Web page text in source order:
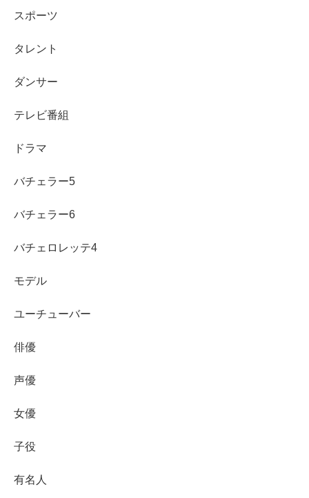
「医師って本当？」と気になる人は、噂の整理だけ先にチ
スポーツ
タレント
ダンサー
テレビ番組
ドラマ
バチェラー5
バチェラー6
バチェロレッテ4
モデル
ユーチューバー
俳優
声優
女優
子役
有名人